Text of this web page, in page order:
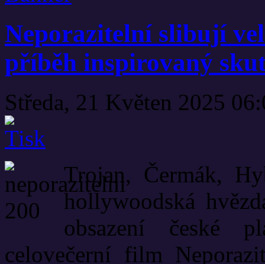
Neporazitelní slibují
příběh inspirovaný
Středa, 21 Květen 2025
Trojan, Čermák,
hollywoodská
obsazení české
celovečerní film